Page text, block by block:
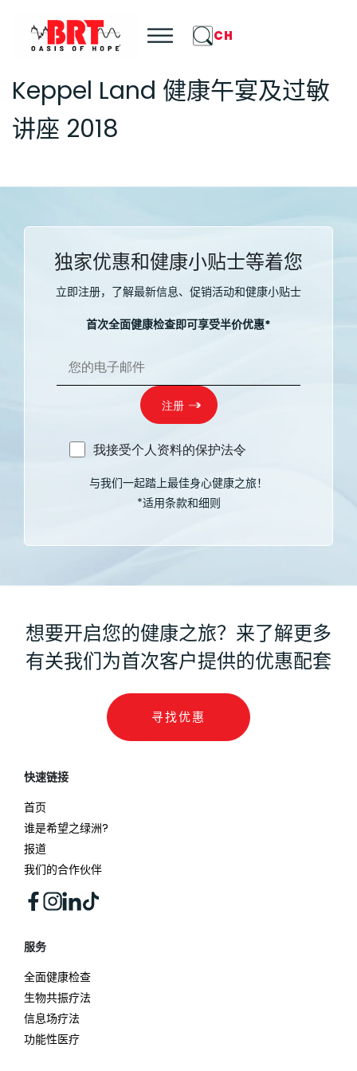
CH
Keppel Land 健康午宴及过敏
讲座 2018
独家优惠和健康小贴士等着您
立即注册，了解最新信息、促销活动和健康小贴士
首次全面健康检查即可享受半价优惠*
我接受个人资料的保护法令
与我们一起踏上最佳身心健康之旅！
*适用条款和细则
想要开启您的健康之旅？来了解更多
有关我们为首次客户提供的优惠配套
寻找优惠
快速链接
首页
谁是希望之绿洲?
报道
我们的合作伙伴
服务
全面健康检查
生物共振疗法
信息场疗法
功能性医疗